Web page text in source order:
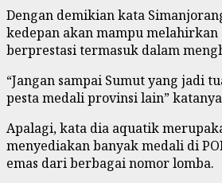
Dengan demikian kata
kedepan akan mampu
berprestasi termasuk dalam
“Jangan sampai Sumut yang jadi
pesta medali provinsi lain”
Apalagi, kata dia aquatik
menyediakan banyak medali di
emas dari berbagai nomor lomba.